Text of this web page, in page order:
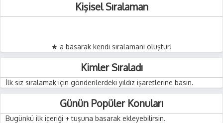
Kişisel Sıralaman
★ a basarak kendi sıralamanı oluştur!
Kimler Sıraladı
İlk siz sıralamak için gönderilerdeki yıldız işaretlerine basın.
Günün Popüler Konuları
Bugünkü ilk içeriği + tuşuna basarak ekleyebilirsin.